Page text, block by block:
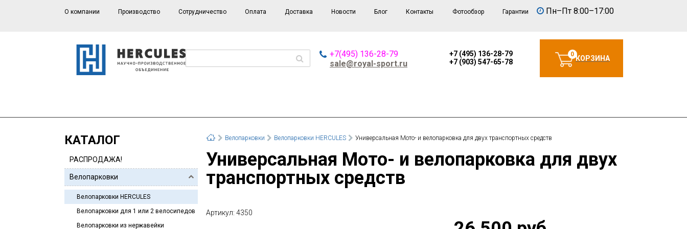
О компании Производство Сотрудничество Оплата Доставка Новости Блог Контакты Фотообзор Гарантии Пн–Пт 8:00–17:00
+7(495) 136-28-79
sale@royal-sport.ru
+7 (495) 136-28-79
+7 (903) 547-65-78
0КОРЗИНА
КАТАЛОГ
РАСПРОДАЖА!
Велопарковки
Велопарковки HERCULES
Велопарковки для 1 или 2 велосипедов
Велопарковки из нержавейки
Велопарковки Велопарковки HERCULES Универсальная Мото- и велопарковка для двух транспортных средств
Универсальная Мото- и велопарковка для двух
транспортных средств
Артикул: 4350